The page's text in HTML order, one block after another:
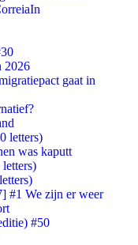
2026
gaat in
letters)
was kaputt
#1 We zijn er weer
#50